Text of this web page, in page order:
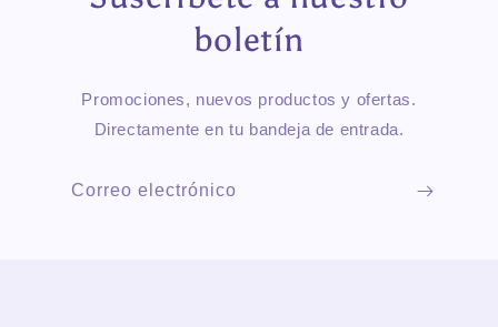
boletín
Promociones, nuevos productos y ofertas.
Directamente en tu bandeja de entrada.
Correo electrónico